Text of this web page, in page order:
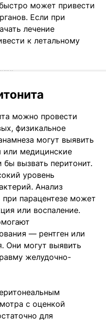
может привести
Если при
лечение
к летальному
можно провести
физикальное
могут выявить
или медицинские
вызвать перитонит.
уровень
Анализ
парацентезе может
или воспаление.
— рентген или
Они могут выявить
желудочно-
с оценкой
для